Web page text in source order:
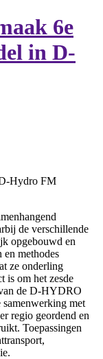
6e
in D-
Hydro FM
de verschillende
opgebouwd en
methodes
ze onderling
is om het zesde
de D-HYDRO
met
regio geordend en
Toepassingen